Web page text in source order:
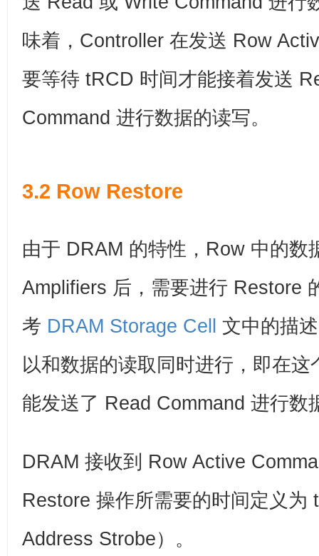
味着，Controller 在发送 Row
要等待 tRCD 时间才能接着发送
Command 进行数据的读写。
3.2 Row Restore
由于 DRAM 的特性，Row 中的数
Amplifiers 后，需要进行 Restore
考 DRAM Storage Cell
文中的描
以和数据的读取同时进行，即在
能发送了 Read Command 进行数
DRAM 接收到 Row Active
Restore 操作所需要的时间定义为
Address Strobe）。